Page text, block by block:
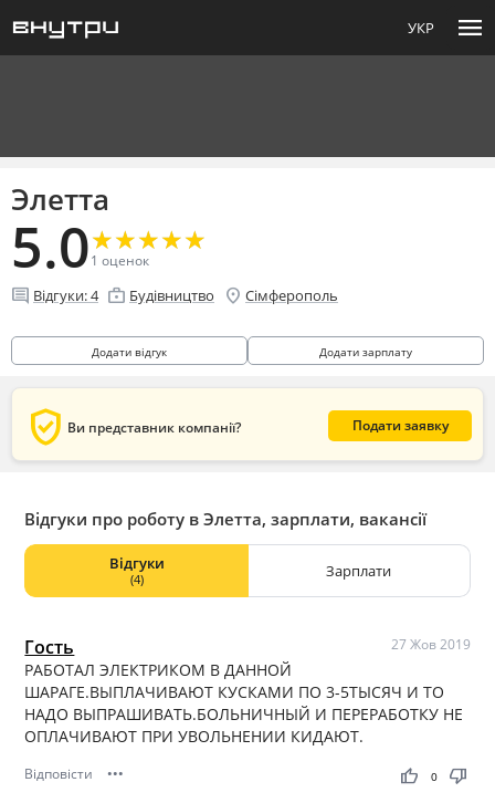
УКР menu
Элетта
5.0★
★★
★★
★★
★★
★
1 оценок
comment Відгуки:4 enterprise Будівництво location_on Сімферополь
Додати відгук Додати зарплату
verified_user Ви представник компанії? Подати заявку
Відгуки про роботу в Элетта, зарплати, вакансії
Відгуки
(4) Зарплати
Гость 27 Жов 2019
РАБОТАЛ ЭЛЕКТРИКОМ В ДАННОЙ
ШАРАГЕ.ВЫПЛАЧИВАЮТ КУСКАМИ ПО 3-5ТЫСЯЧ И ТО
НАДО ВЫПРАШИВАТЬ.БОЛЬНИЧНЫЙ И ПЕРЕРАБОТКУ НЕ
ОПЛАЧИВАЮТ ПРИ УВОЛЬНЕНИИ КИДАЮТ.
Відповісти ••• thumb_up thumb_down
0